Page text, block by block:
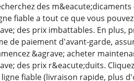
des
fiable a tout ce que vous
des prix imbattables. En plus,
de paiement d'avant-garde,
&agrave; acheter
des prix r&eacute;duits.
fiable (livraison rapide, plus